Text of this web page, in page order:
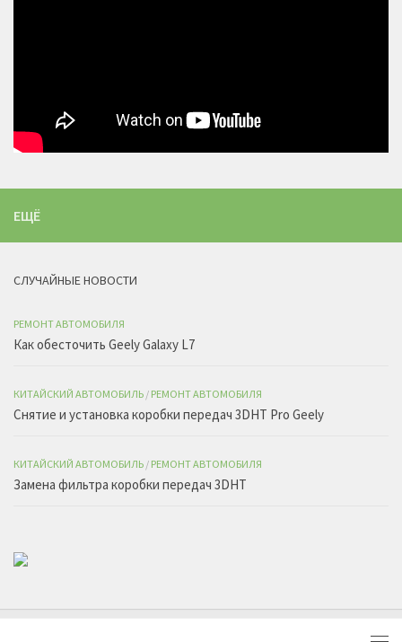
ЕЩЁ
СЛУЧАЙНЫЕ НОВОСТИ
РЕМОНТ АВТОМОБИЛЯ
Как обесточить Geely Galaxy L7
КИТАЙСКИЙ АВТОМОБИЛЬ / РЕМОНТ АВТОМОБИЛЯ
Снятие и установка коробки передач 3DHT Pro Geely
КИТАЙСКИЙ АВТОМОБИЛЬ / РЕМОНТ АВТОМОБИЛЯ
Замена фильтра коробки передач 3DHT